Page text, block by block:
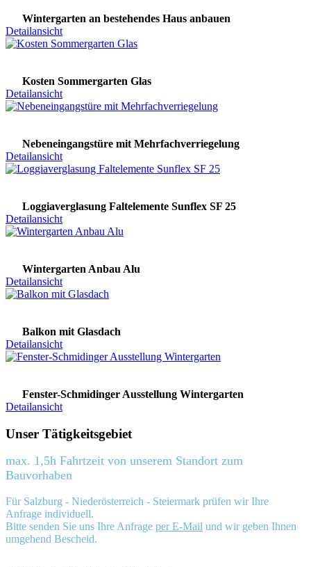
Wintergarten an bestehendes Haus anbauen
Detailansicht
Kosten Sommergarten Glas
Detailansicht
Nebeneingangstüre mit Mehrfachverriegelung
Detailansicht
Loggiaverglasung Faltelemente Sunflex SF 25
Detailansicht
Wintergarten Anbau Alu
Detailansicht
Balkon mit Glasdach
Detailansicht
Fenster-Schmidinger Ausstellung Wintergarten
Detailansicht
Unser Tätigkeitsgebiet
max. 1,5h Fahrtzeit von unserem Standort zum
Bauvorhaben
Für Salzburg - Niederösterreich - Steiermark prüfen wir Ihre
Anfrage individuell.
Bitte senden Sie uns Ihre Anfrage per E-Mail und wir geben Ihnen
umgehend Bescheid.